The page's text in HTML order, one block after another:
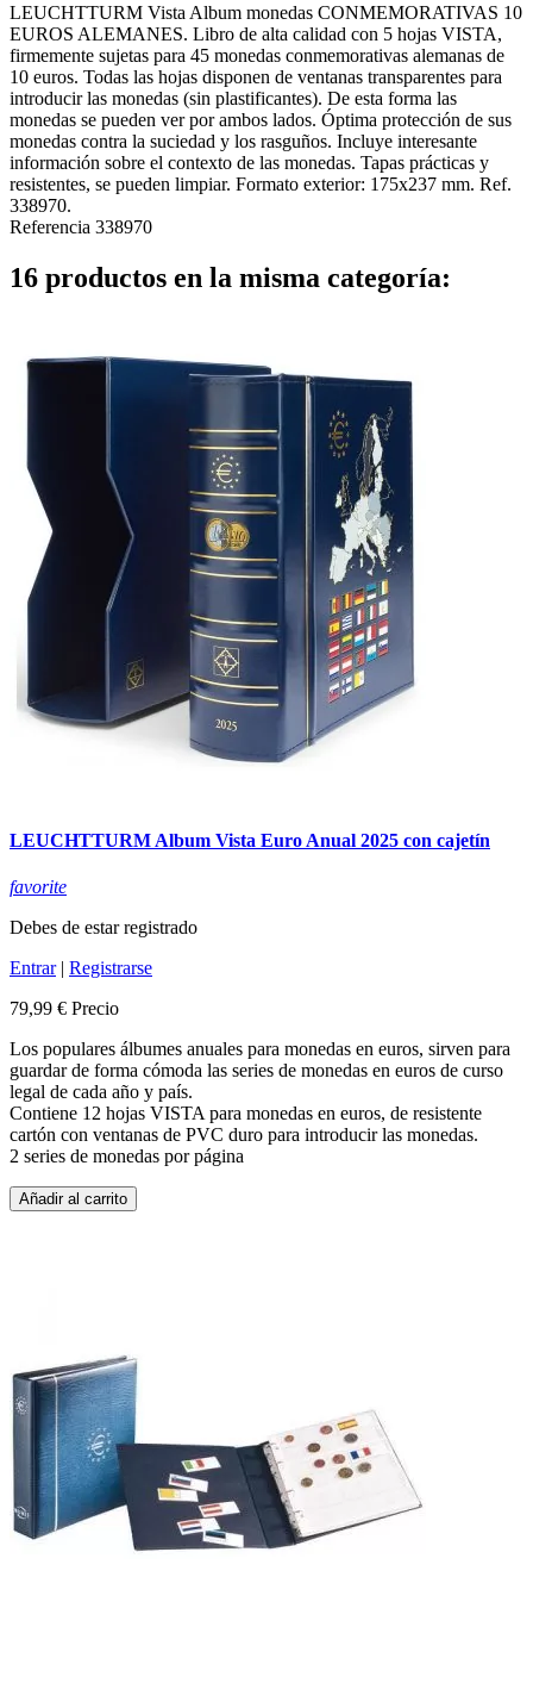
LEUCHTTURM Vista Album monedas CONMEMORATIVAS 10
EUROS ALEMANES. Libro de alta calidad con 5 hojas VISTA,
firmemente sujetas para 45 monedas conmemorativas alemanas de
10 euros. Todas las hojas disponen de ventanas transparentes para
introducir las monedas (sin plastificantes). De esta forma las
monedas se pueden ver por ambos lados. Óptima protección de sus
monedas contra la suciedad y los rasguños. Incluye interesante
información sobre el contexto de las monedas. Tapas prácticas y
resistentes, se pueden limpiar. Formato exterior: 175x237 mm. Ref.
338970.
Referencia 338970
16 productos en la misma categoría:
LEUCHTTURM Album Vista Euro Anual 2025 con cajetín
favorite
Debes de estar registrado
Entrar| Registrarse
79,99 € Precio
Los populares álbumes anuales para monedas en euros, sirven para
guardar de forma cómoda las series de monedas en euros de curso
legal de cada año y país.
Contiene 12 hojas VISTA para monedas en euros, de resistente
cartón con ventanas de PVC duro para introducir las monedas.
2 series de monedas por página
Añadir al carrito